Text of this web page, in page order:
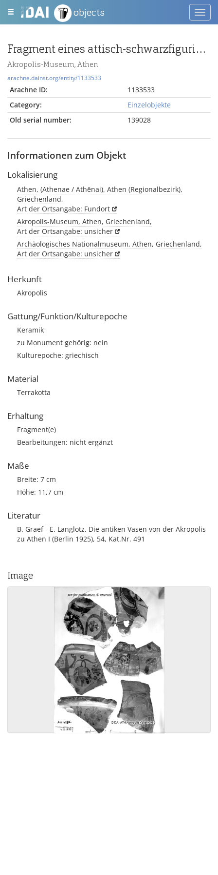
objects
Fragment eines attisch-schwarzfigurigen Gefäßes mit Palmettenlotusband
Akropolis-Museum, Athen
arachne.dainst.org/entity/1133533
Arachne ID:
1133533
Category:
Einzelobjekte
Old serial number:
139028
Informationen zum Objekt
Lokalisierung
Athen, (Athenae / Athēnai), Athen (Regionalbezirk),
Griechenland,
Art der Ortsangabe: Fundort
Akropolis-Museum, Athen, Griechenland,
Art der Ortsangabe: unsicher
Archäologisches Nationalmuseum, Athen, Griechenland,
Art der Ortsangabe: unsicher
Herkunft
Akropolis
Gattung/Funktion/Kulturepoche
Keramik
zu Monument gehörig: nein
Kulturepoche: griechisch
Material
Terrakotta
Erhaltung
Fragment(e)
Bearbeitungen: nicht ergänzt
Maße
Breite: 7 cm
Höhe: 11,7 cm
Literatur
B. Graef - E. Langlotz, Die antiken Vasen von der Akropolis
zu Athen I (Berlin 1925), 54, Kat.Nr. 491
Image